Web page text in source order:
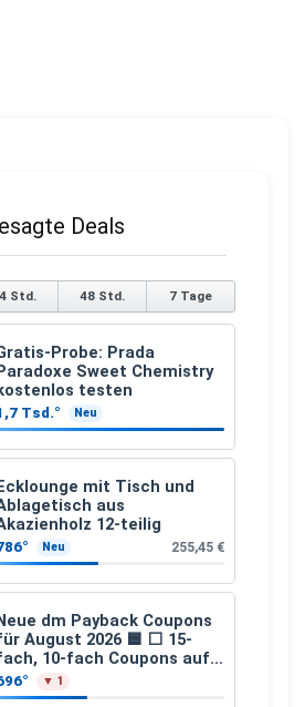
Deals
Std. 48 Std. 7 Tage
Probe: Prada
Sweet Chemistry
testen
Tsd.° Neu
mit Tisch und
aus
12-teilig
Neu 255,45 €
dm Payback Coupons
August 2026 🟦 ⬜ 15-
10-fach Coupons auf
gesamten Einkauf ab 2
▼ 1